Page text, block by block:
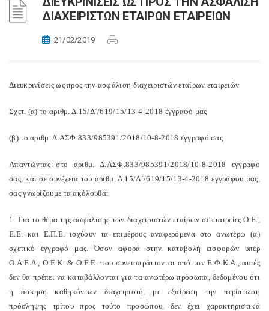
ΔΙΑΧΕΙΡΙΣΤΩΝ ΕΤΑΙΡΩΝ ΕΤΑΙΡΕΙΩΝ
21/02/2019
Διευκρινίσεις ως προς την ασφάλιση διαχειριστών εταίρων εταιρειών
Σχετ. (α) το αριθμ. Δ.15/Δ΄/619/15/13-4-2018 έγγραφό μας
(β) το αριθμ. Δ.ΑΣΦ.833/985391/2018/10-8-2018 έγγραφό σας
Απαντώντας στο αριθμ. Δ.ΑΣΦ.833/985391/2018/10-8-2018 έγγραφό
σας, και σε συνέχεια του αριθμ. Δ.15/Δ΄/619/15/13-4-2018 εγγράφου μας,
σας γνωρίζουμε τα ακόλουθα:
1. Για το θέμα της ασφάλισης των διαχειριστών εταίρων σε εταιρείες Ο.Ε.,
Ε.Ε. και Ε.Π.Ε. ισχύουν τα επιμέρους αναφερόμενα στο ανωτέρω (α)
σχετικό έγγραφό μας. Όσον αφορά στην καταβολή εισφορών υπέρ
Ο.Α.Ε.Δ., Ο.Ε.Κ. & Ο.Ε.Ε. που συνεισπράττονται από τον Ε.Φ.Κ.Α., αυτές
δεν θα πρέπει να καταβάλλονται για τα ανωτέρω πρόσωπα, δεδομένου ότι
η άσκηση καθηκόντων διαχειριστή, με εξαίρεση την περίπτωση
πρόσληψης τρίτου προς τούτο προσώπου, δεν έχει χαρακτηριστικά